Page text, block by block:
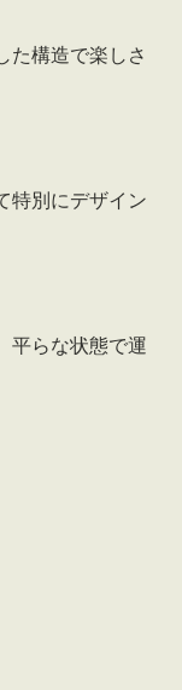
た構造で楽しさ
特別にデザイン
平らな状態で運